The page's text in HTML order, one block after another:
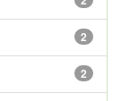
2
2